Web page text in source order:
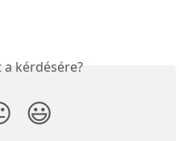
kérdésére?
😃